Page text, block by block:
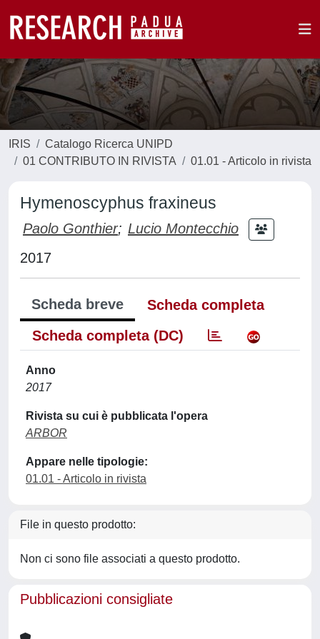
IRIS
Catalogo Ricerca UNIPD
01 CONTRIBUTO IN RIVISTA
01.01 - Articolo in rivista
Hymenoscyphus fraxineus
Paolo Gonthier; Lucio Montecchio
2017
Scheda breve
Scheda completa
Scheda completa (DC)
Anno
2017
Rivista su cui è pubblicata l'opera
ARBOR
Appare nelle tipologie:
01.01 - Articolo in rivista
File in questo prodotto:
Non ci sono file associati a questo prodotto.
Pubblicazioni consigliate